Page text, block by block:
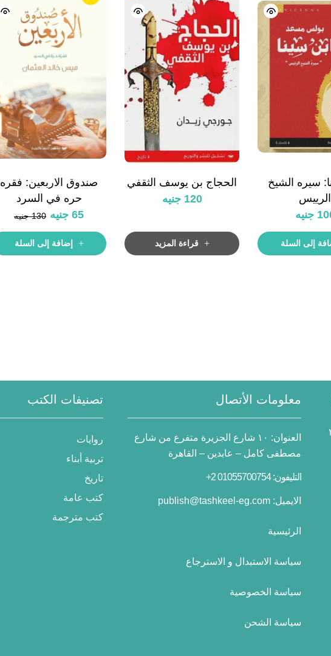
سيره الشيخ
الرييس
جنيه
إلى السلة
الحجاج بن يوسف الثقفي
120 جنيه
قراءة المزيد
صندوق الاربعين: فقره
حره في السرد
130 جنيه 65 جنيه
إضافة إلى السلة
معلومات الأتصال
العنوان:
١٠ شارع الجزيرة متفرع من شارع
مصطفى كامل – عابدين – القاهرة
التليفون: 01055700754 2+
الايميل: publish@tashkeel-eg.com
الرئيسية
سياسة الاستبدال و الاسترجاع
سياسة الخصوصية
سياسة الشحن
تصنيفات الكتب
روايات
تربية أبناء
تاريخ
كتب عامة
كتب مترجمة